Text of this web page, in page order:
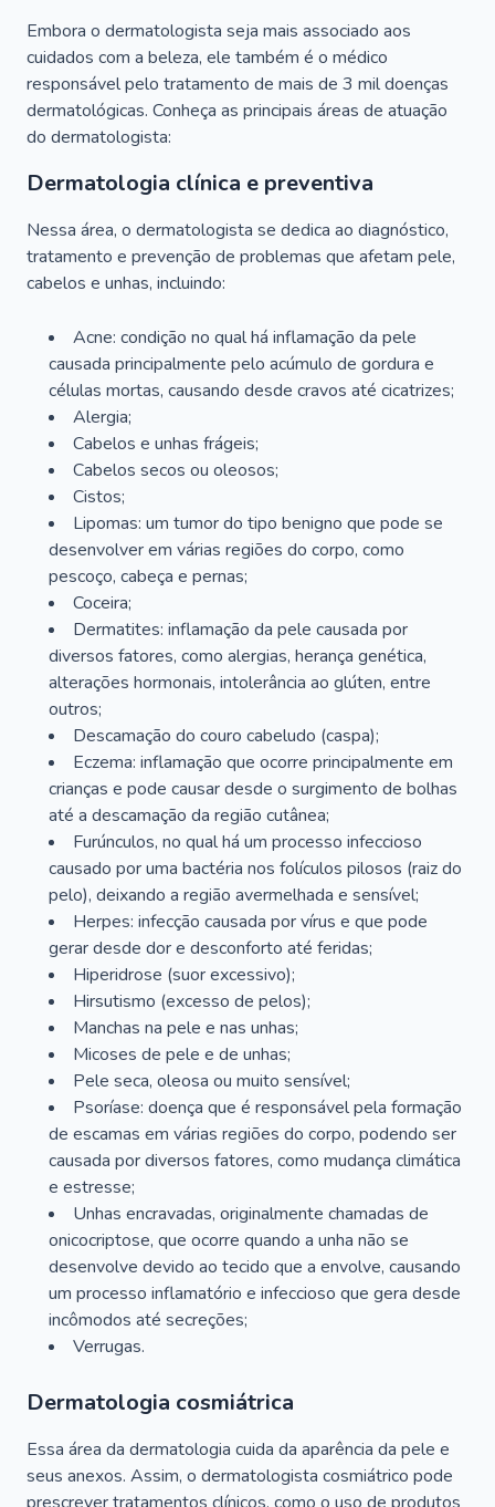
Embora o dermatologista seja mais associado aos
cuidados com a beleza, ele também é o médico
responsável pelo tratamento de mais de 3 mil doenças
dermatológicas. Conheça as principais áreas de atuação
do dermatologista:
Dermatologia clínica e preventiva
Nessa área, o dermatologista se dedica ao diagnóstico,
tratamento e prevenção de problemas que afetam pele,
cabelos e unhas, incluindo:
Acne: condição no qual há inflamação da pele
causada principalmente pelo acúmulo de gordura e
células mortas, causando desde cravos até cicatrizes;
Alergia;
Cabelos e unhas frágeis;
Cabelos secos ou oleosos;
Cistos;
Lipomas: um tumor do tipo benigno que pode se
desenvolver em várias regiões do corpo, como
pescoço, cabeça e pernas;
Coceira;
Dermatites: inflamação da pele causada por
diversos fatores, como alergias, herança genética,
alterações hormonais, intolerância ao glúten, entre
outros;
Descamação do couro cabeludo (caspa);
Eczema: inflamação que ocorre principalmente em
crianças e pode causar desde o surgimento de bolhas
até a descamação da região cutânea;
Furúnculos, no qual há um processo infeccioso
causado por uma bactéria nos folículos pilosos (raiz do
pelo), deixando a região avermelhada e sensível;
Herpes: infecção causada por vírus e que pode
gerar desde dor e desconforto até feridas;
Hiperidrose (suor excessivo);
Hirsutismo (excesso de pelos);
Manchas na pele e nas unhas;
Micoses de pele e de unhas;
Pele seca, oleosa ou muito sensível;
Psoríase: doença que é responsável pela formação
de escamas em várias regiões do corpo, podendo ser
causada por diversos fatores, como mudança climática
e estresse;
Unhas encravadas, originalmente chamadas de
onicocriptose, que ocorre quando a unha não se
desenvolve devido ao tecido que a envolve, causando
um processo inflamatório e infeccioso que gera desde
incômodos até secreções;
Verrugas.
Dermatologia cosmiátrica
Essa área da dermatologia cuida da aparência da pele e
seus anexos. Assim, o dermatologista cosmiátrico pode